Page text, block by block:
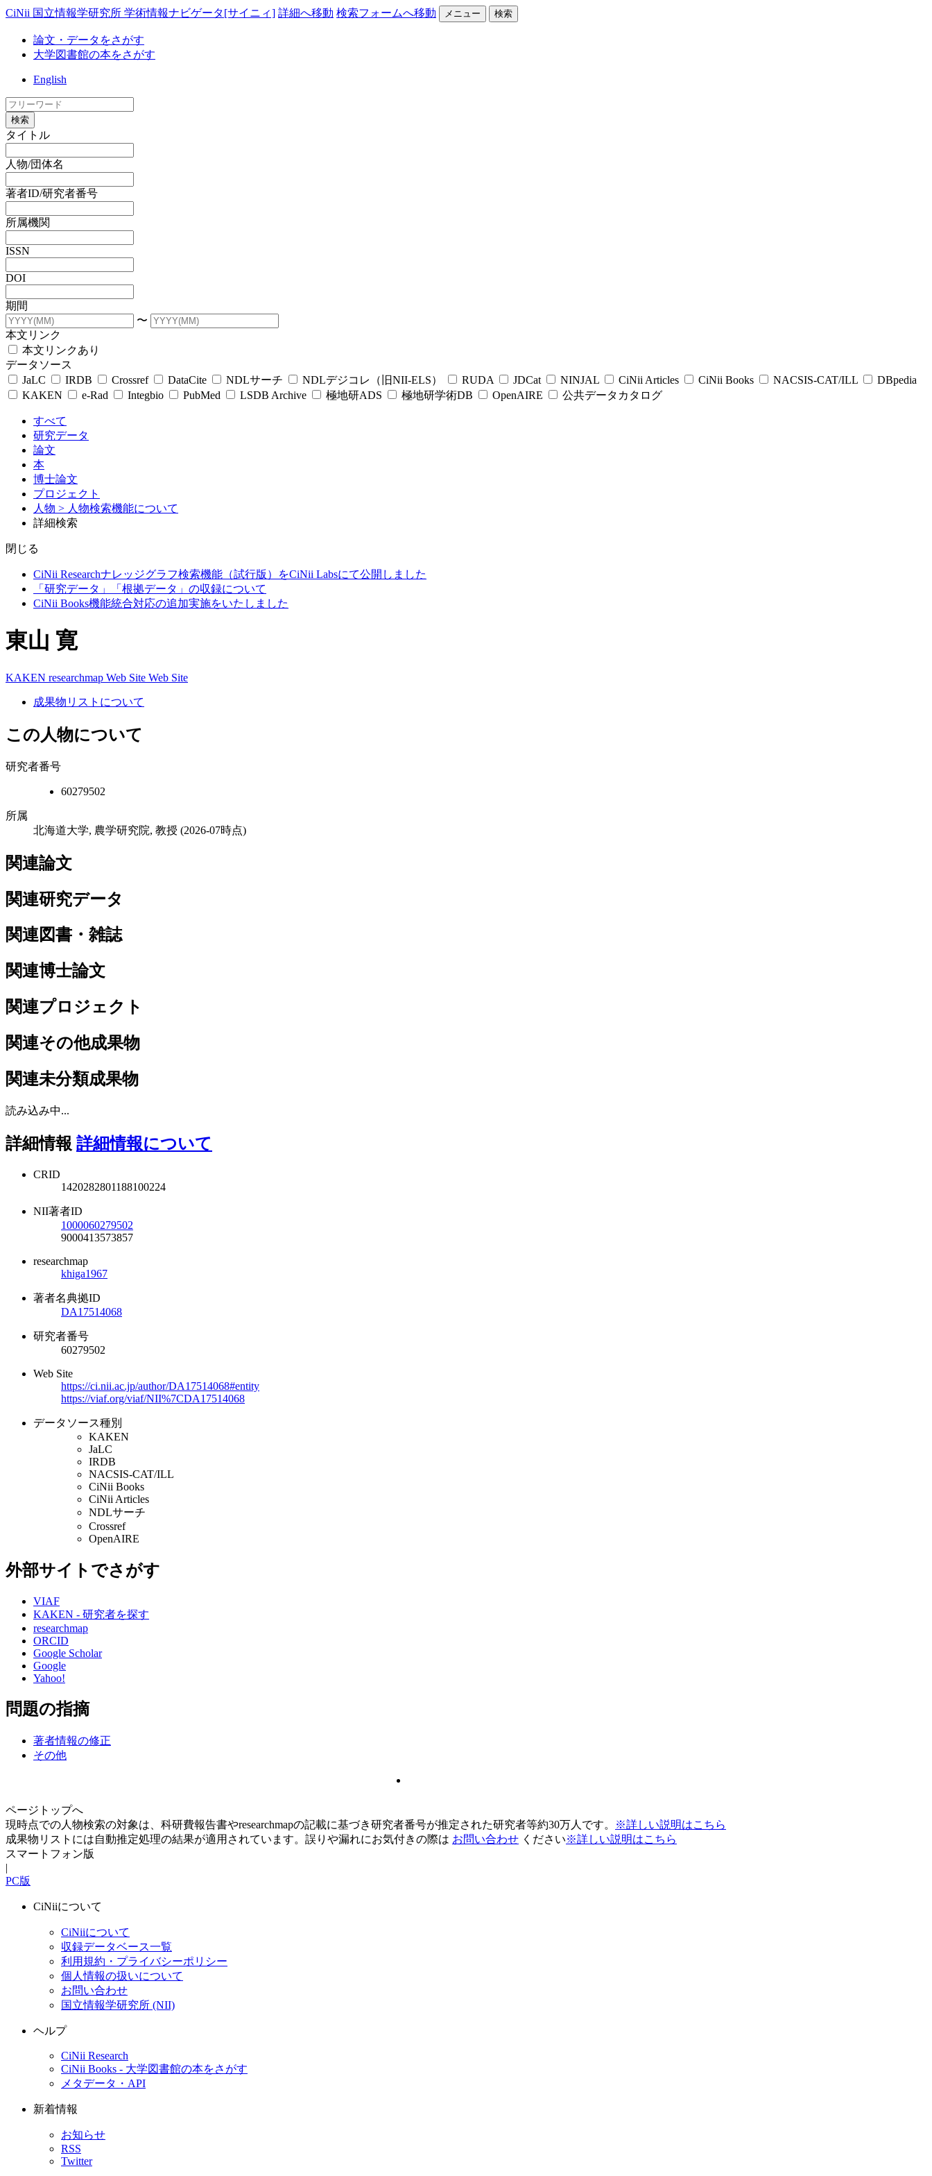
CiNii 国立情報学研究所 学術情報ナビゲータ[サイニィ] 詳細へ移動 検索フォームへ移動 メニュー 検索
論文・データをさがす
大学図書館の本をさがす
English
検索
タイトル
人物/団体名
著者ID/研究者番号
所属機関
ISSN
DOI
期間
〜
本文リンク
本文リンクあり
データソース
JaLC
IRDB Crossref DataCite NDLサーチ NDLデジコレ（旧NII-ELS） RUDA JDCat NINJAL CiNii Articles CiNii Books NACSIS-CAT/ILL
DBpedia
KAKEN
e-Rad Integbio PubMed LSDB Archive 極地研ADS 極地研学術DB OpenAIRE 公共データカタログ
すべて
研究データ
論文
本
博士論文
プロジェクト
人物 > 人物検索機能について
詳細検索
閉じる
CiNii Researchナレッジグラフ検索機能（試行版）をCiNii Labsにて公開しました
「研究データ」「根拠データ」の収録について
CiNii Books機能統合対応の追加実施をいたしました
東山 寛
KAKEN researchmap Web Site Web Site
成果物リストについて
この人物について
研究者番号
60279502
所属
北海道大学, 農学研究院, 教授 (2026-07時点)
関連論文
関連研究データ
関連図書・雑誌
関連博士論文
関連プロジェクト
関連その他成果物
関連未分類成果物
読み込み中...
詳細情報 詳細情報について
CRID
1420282801188100224
NII著者ID
1000060279502
9000413573857
researchmap
khiga1967
著者名典拠ID
DA17514068
研究者番号
60279502
Web Site
https://ci.nii.ac.jp/author/DA17514068#entity
https://viaf.org/viaf/NII%7CDA17514068
データソース種別
KAKEN
JaLC
IRDB
NACSIS-CAT/ILL
CiNii Books
CiNii Articles
NDLサーチ
Crossref
OpenAIRE
外部サイトでさがす
VIAF
KAKEN - 研究者を探す
researchmap
ORCID
Google Scholar
Google
Yahoo!
問題の指摘
著者情報の修正
その他
ページトップへ
現時点での人物検索の対象は、科研費報告書やresearchmapの記載に基づき研究者番号が推定された研究者等約30万人です。
※詳しい説明はこちら
成果物リストには自動推定処理の結果が適用されています。誤りや漏れにお気付きの際は お問い合わせ ください※詳しい説明はこちら
スマートフォン版
|
PC版
CiNiiについて
CiNiiについて
収録データベース一覧
利用規約・プライバシーポリシー
個人情報の扱いについて
お問い合わせ
国立情報学研究所 (NII)
ヘルプ
CiNii Research
CiNii Books - 大学図書館の本をさがす
メタデータ・API
新着情報
お知らせ
RSS
Twitter